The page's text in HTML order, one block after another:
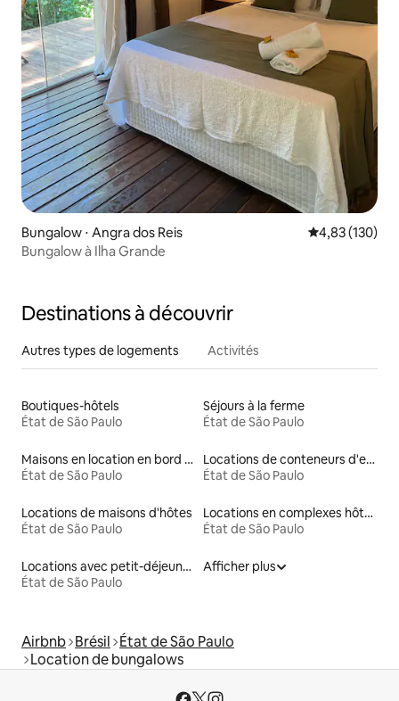
Bungalow ⋅ Angra dos Reis Évaluation
4,83 (130)
Bungalow à Ilha Grande
Destinations à découvrir
Autres types de logements Activités
Boutiques-hôtels
État de São Paulo
Séjours à la ferme
État de São Paulo
Maisons en location en bord de mer
État de São Paulo
Locations de conteneurs d'expédition
État de São Paulo
Locations de maisons d'hôtes
État de São Paulo
Locations en complexes hôteliers
État de São Paulo
Locations avec petit-déjeuner
État de São Paulo
Afficher plus
Airbnb Brésil État de São Paulo
Location de bungalows